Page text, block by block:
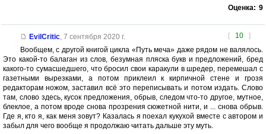
Оценка: 9
[ 10 ]
EvilCritic, 7 сентября 2020 г.
Вообщем, с другой книгой цикла «Путь меча» даже рядом не валялось.
Это какой-то балаган из слов, безумная пляска букв и предложений, бред
какого-то сумасшедшего, что бросил свои каракули в шредер, перемешал с
газетными вырезками, а потом приклеил к кирпичной стене и грозя
редакторам ножом, заставил всё это переписывать и потом издать. Слово
там, слово здесь, кусок предложения, обрыв, следом что-то другое, мутное,
блеклое, а потом вроде снова прозрения сюжетной нити, и ... снова обрыв.
Где я, кто я, как меня зовут? Казалась я поехал кукухой вместе с автором и
забыл для чего вообще я продолжаю читать дальше эту муть.